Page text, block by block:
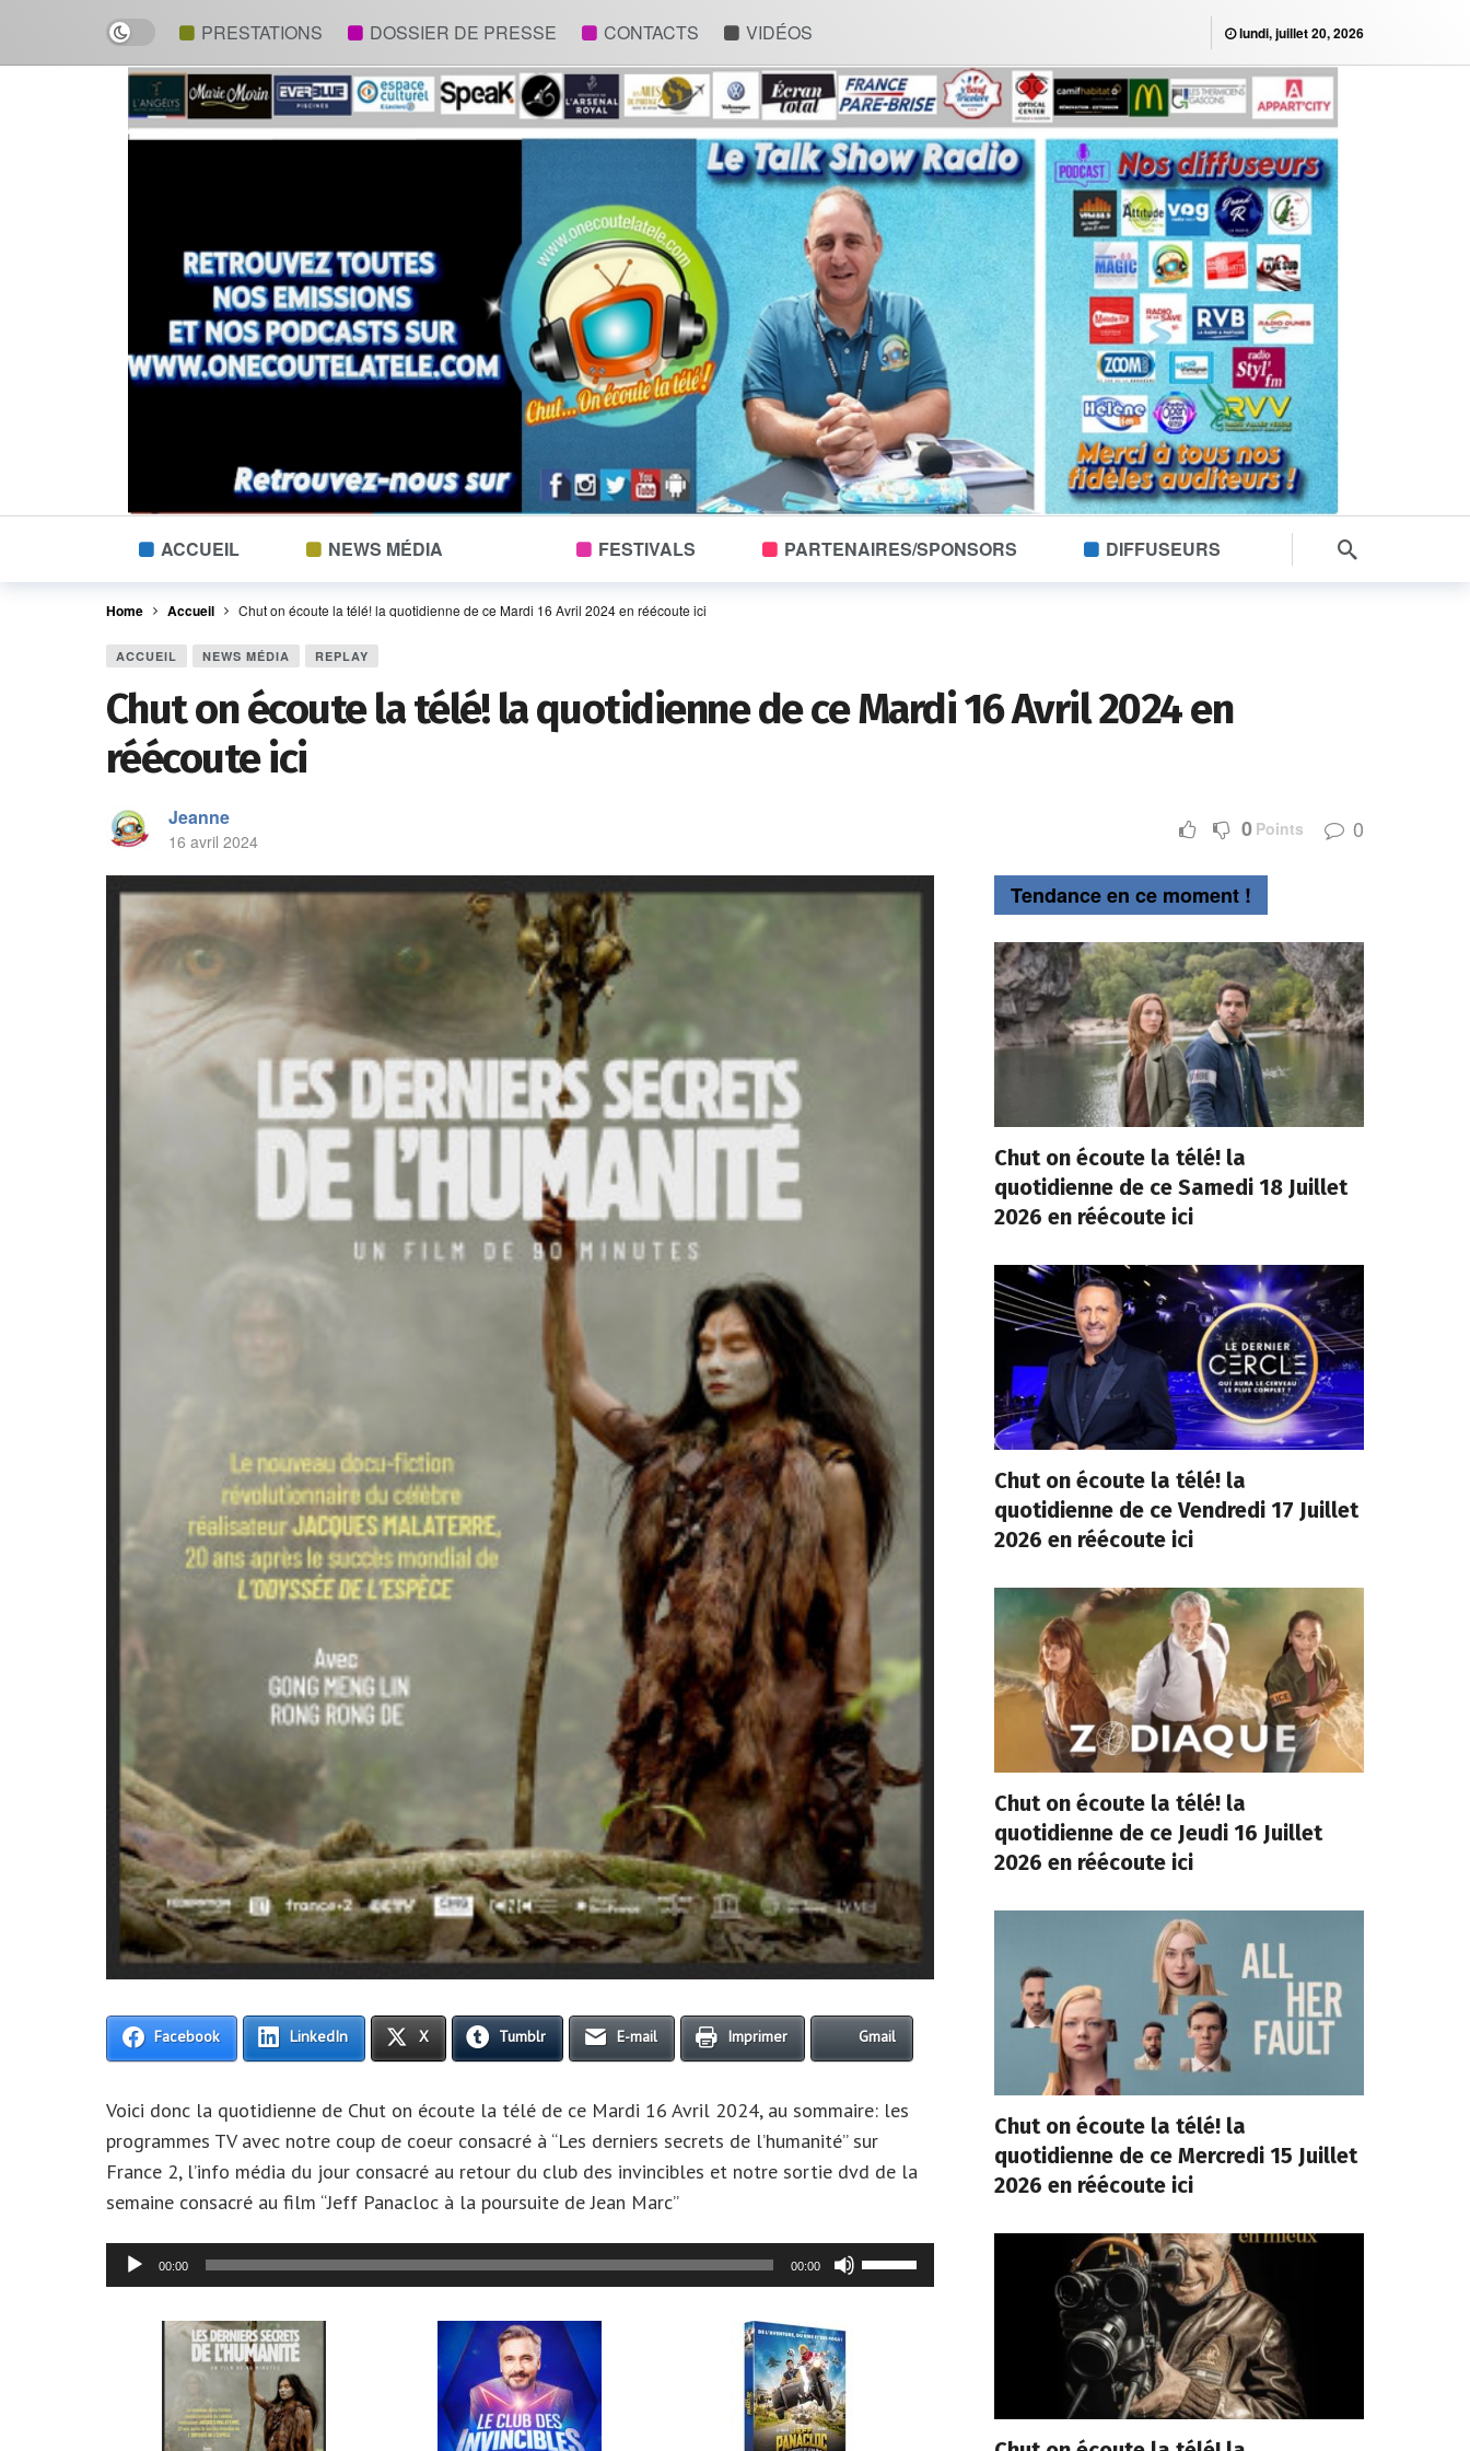
Dark mode PRESTATIONS DOSSIER DE PRESSE CONTACTS VIDÉOS lundi, juillet 20, 2026
ACCUEIL NEWS MÉDIA FESTIVALS PARTENAIRES/SPONSORS DIFFUSEURS
Home Accueil Chut on écoute la télé! la quotidienne de ce Mardi 16 Avril 2024 en réécoute ici
ACCUEIL NEWS MÉDIA REPLAY
Chut on écoute la télé! la quotidienne de ce Mardi 16 Avril 2024 en
réécoute ici
Jeanne
16 avril 2024 0 Points 0
Facebook LinkedIn X Tumblr E-mail Imprimer Gmail
Voici donc la quotidienne de Chut on écoute la télé de ce Mardi 16 Avril 2024, au sommaire: les
programmes TV avec notre coup de coeur consacré à “Les derniers secrets de l’humanité” sur
France 2, l’info média du jour consacré au retour du club des invincibles et notre sortie dvd de la
semaine consacré au film “Jeff Panacloc à la poursuite de Jean Marc”
Lecteur
audio
00:00 00:00
Utilisez
les
Tendance en ce moment !
Chut on écoute la télé! la
quotidienne de ce Samedi 18 Juillet
2026 en réécoute ici
Chut on écoute la télé! la
quotidienne de ce Vendredi 17 Juillet
2026 en réécoute ici
Chut on écoute la télé! la
quotidienne de ce Jeudi 16 Juillet
2026 en réécoute ici
Chut on écoute la télé! la
quotidienne de ce Mercredi 15 Juillet
2026 en réécoute ici